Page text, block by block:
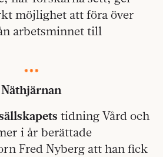
möjlighet att föra över
arbetsminnet till
***
Näthjärnan
tidning Vård och
i år berättade
Fred Nyberg att han fick